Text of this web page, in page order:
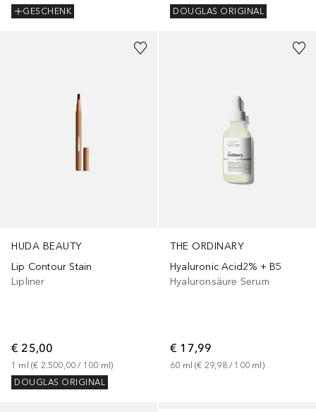
GESCHENK
DOUGLAS ORIGINAL
HUDA BEAUTY
Lip Contour Stain
Lipliner
€ 25,00
1 ml (€ 2.500,00 / 100 ml)
DOUGLAS ORIGINAL
+8
THE ORDINARY
Hyaluronic Acid2% + B5
Hyaluronsäure Serum
€ 17,99
60 ml (€ 29,98 / 100 ml )
+27